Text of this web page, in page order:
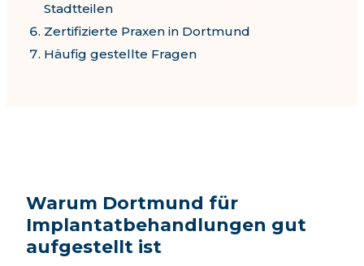
Stadtteilen
Zertifizierte Praxen in Dortmund
Häufig gestellte Fragen
Warum Dortmund für
Implantatbehandlungen gut
aufgestellt ist